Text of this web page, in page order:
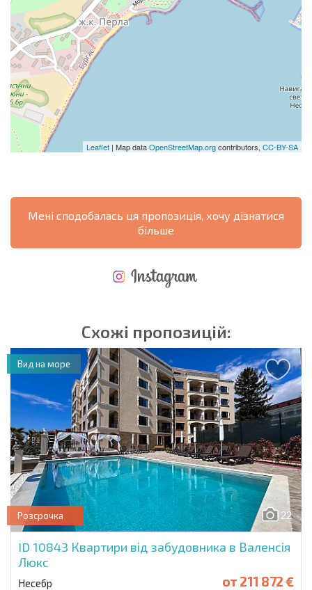
Leaflet | Map dataOpenStreetMap.orgcontributors, CC-BY-SA
Мені сподобалась ця пропозиція, хочу дізнатися
більше
Схожі пропозицій:
22
Розсрочка
ID 10843 Квартири від забудовника в Валенсія
Люкс
Несебр от 211 872 €
Вид на море